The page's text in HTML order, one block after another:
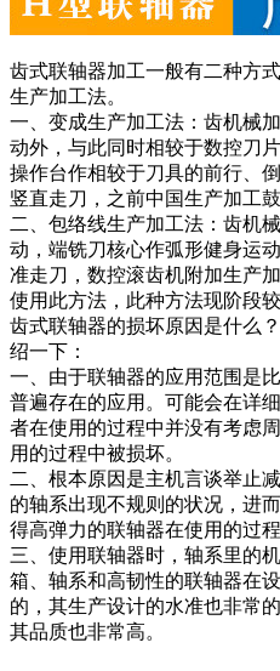
齿式联轴器加工一般有二种方
生产加工法。
一、变成生产加工法：齿机械
动外，与此同时相较于数控刀
操作台作相较于刀具的前行、
竖直走刀，之前中国生产加工
二、包络线生产加工法：齿机
动，端铣刀核心作弧形健身运
准走刀，数控滚齿机附加生产
使用此方法，此种方法现阶段较
齿式联轴器的损坏原因是什么？
绍一下：
一、由于联轴器的应用范围是
普遍存在的应用。可能会在详
者在使用的过程中并没有考虑
用的过程中被损坏。
二、根本原因是主机言谈举止
的轴系出现不规则的状况，进
得高弹力的联轴器在使用的过
三、使用联轴器时，轴系里的
箱、轴系和高韧性的联轴器在
的，其生产设计的水准也非常
其品质也非常高。